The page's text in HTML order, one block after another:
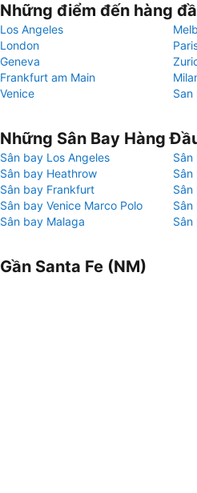
Những điểm đến hàng
Los Angeles
London
Geneva
Frankfurt am Main
Venice
San
Những Sân Bay Hàng
Sân bay Los Angeles
Sân
Sân bay Heathrow
Sân
Sân bay Frankfurt
Sân
Sân bay Venice Marco Polo
Sân
Sân bay Malaga
Sân
Gần Santa Fe (NM)